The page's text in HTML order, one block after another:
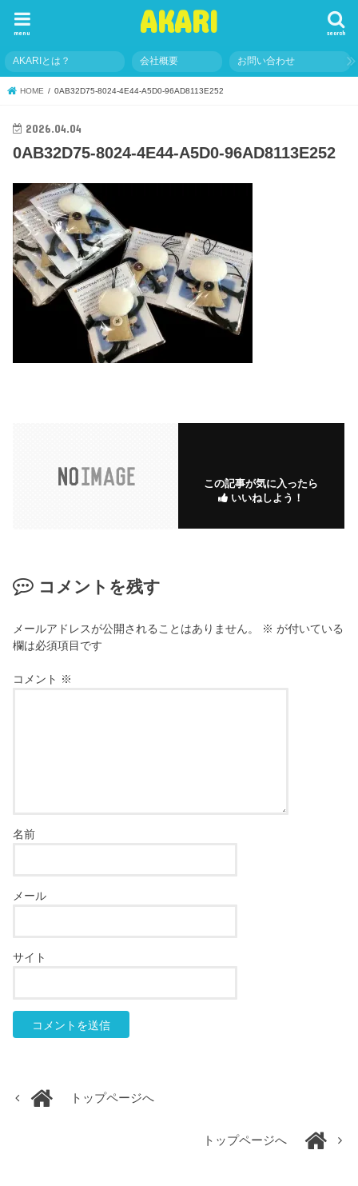
AKARI search
menu
AKARIとは？ 会社概要 お問い合わせ
HOME 0AB32D75-8024-4E44-A5D0-96AD8113E252
2026.04.04
0AB32D75-8024-4E44-A5D0-96AD8113E252
この記事が気に入ったら
いいねしよう！
コメントを残す
メールアドレスが公開されることはありません。 ※ が付いている
欄は必須項目です
コメント ※
名前
メール
サイト
トップページへ
トップページへ